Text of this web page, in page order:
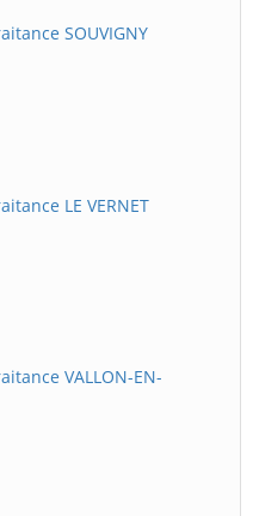
SOUVIGNY
LE VERNET
VALLON-EN-